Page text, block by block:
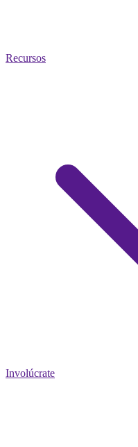
Recursos
Involúcrate